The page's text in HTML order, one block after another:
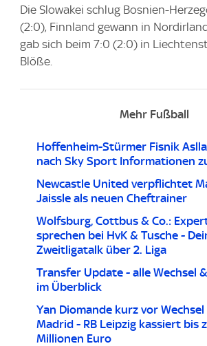
Die Slowakei schlug Bosnien-
(2:0), Finnland gewann in
gab sich beim 7:0 (2:0) in
Blöße.
Mehr Fußball
Hoffenheim-Stürmer Fisnik
nach Sky Sport Informationen
Newcastle United verpflichtet
Jaissle als neuen Cheftrainer
Wolfsburg, Cottbus & Co.:
sprechen bei HvK & Tusche -
Zweitligatalk über 2. Liga
Transfer Update - alle Wechsel
im Überblick
Yan Diomande kurz vor Wechsel
Madrid - RB Leipzig kassiert bis
Millionen Euro